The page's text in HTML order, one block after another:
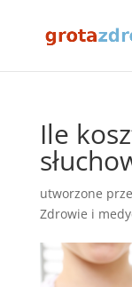
Ile
utworzone
Zdrowie i